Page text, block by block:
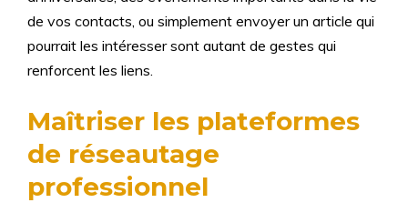
de vos contacts, ou simplement envoyer un article qui
pourrait les intéresser sont autant de gestes qui
renforcent les liens.
Maîtriser les plateformes
de réseautage
professionnel